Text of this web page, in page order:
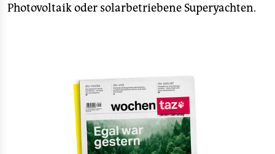
Photovoltaik oder solarbetriebene Superyachten.